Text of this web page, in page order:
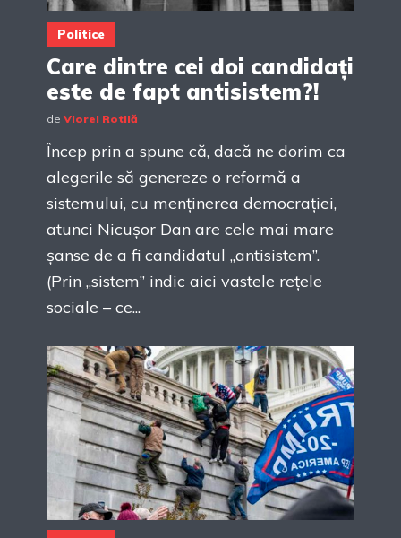
Politice
Care dintre cei doi candidați
este de fapt antisistem?!
de Viorel Rotilă
Încep prin a spune că, dacă ne dorim ca
alegerile să genereze o reformă a
sistemului, cu menținerea democrației,
atunci Nicușor Dan are cele mai mare
șanse de a fi candidatul „antisistem”.
(Prin „sistem” indic aici vastele rețele
sociale – ce...